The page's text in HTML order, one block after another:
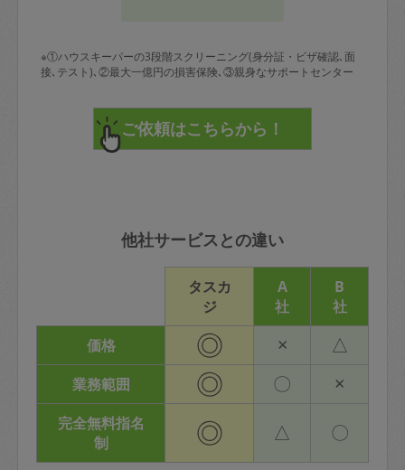
※①ハウスキーパーの3段階スクリーニング(身分証・ビザ確認､面
接､テスト)､②最大一億円の損害保険､③親身なサポートセンター
他社サービスとの違い
タスカ
ジ
A
社
B
社
価格
◎ × △
業務範囲 ◎ 〇 ×
完全無料指名
制
◎ △ 〇